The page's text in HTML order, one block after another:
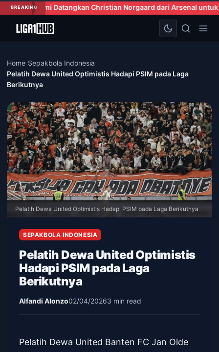
BREAKING
Christian Norgaard dari Arsenal untuk Perkuat Lini Tengah
Home Sepakbola Indonesia
Pelatih Dewa United Optimistis Hadapi PSIM pada Laga
Berikutnya
Pelatih Dewa United Optimistis Hadapi PSIM pada Laga Berikutnya
SEPAKBOLA INDONESIA
Pelatih Dewa United Optimistis
Hadapi PSIM pada Laga
Berikutnya
Alfandi Alonzo02/04/20263 min read
Pelatih Dewa United Banten FC Jan Olde